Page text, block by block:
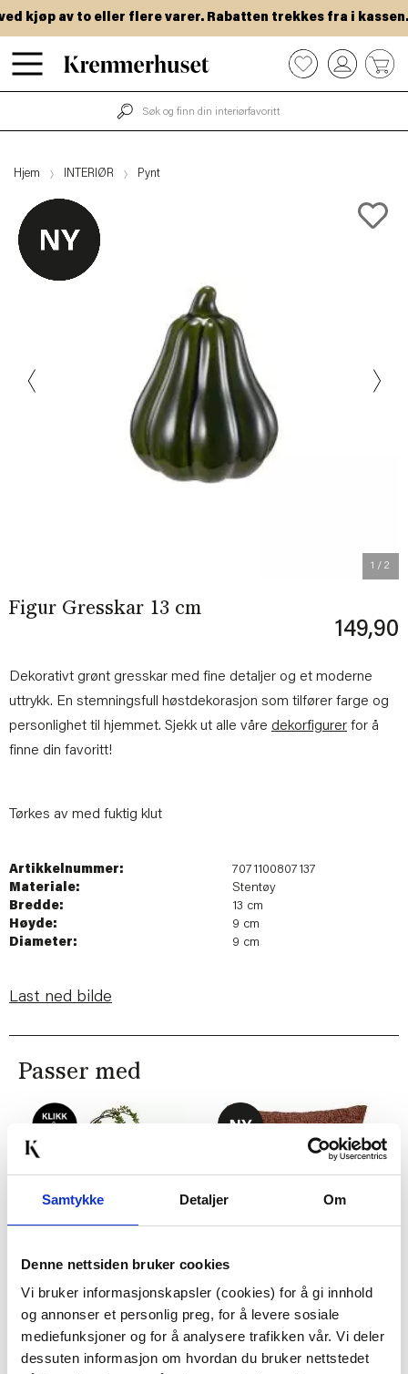
Samtykke Detaljer Om
Denne nettsiden bruker cookies
Vi bruker informasjonskapsler (cookies) for å gi innhold
og annonser et personlig preg, for å levere sosiale
mediefunksjoner og for å analysere trafikken vår. Vi deler
dessuten informasjon om hvordan du bruker nettstedet
Hopp
til
kjøp av to eller flere varer. Rabatten trekkes fra i kassen.
0
Hjem INTERIØR Pynt
1 / 2
Figur Gresskar 13 cm
149,90
Dekorativt grønt gresskar med fine detaljer og et moderne
uttrykk. En stemningsfull høstdekorasjon som tilfører farge og
personlighet til hjemmet. Sjekk ut alle våre dekorfigurer for å
finne din favoritt!
Tørkes av med fuktig klut
Artikkelnummer:
7071100807137
Materiale:
Stentøy
Bredde:
13 cm
Høyde:
9 cm
Diameter:
9 cm
Last ned bilde
Passer med
GREN AMARANT 112CM
149,90
Vis mer
PUTETREKK CHENILLE
MIX 48X48CM BRUN
299,90
KJØP